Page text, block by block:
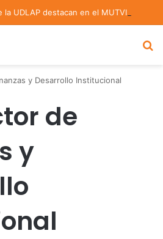
y Desarrollo Institucional
de
y